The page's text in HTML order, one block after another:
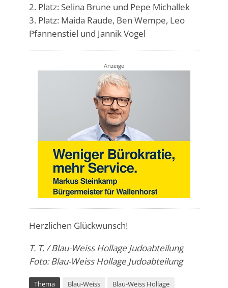
2. Platz: Selina Brune und Pepe Michallek
3. Platz: Maida Raude, Ben Wempe, Leo
Pfannenstiel und Jannik Vogel
Anzeige
Herzlichen Glückwunsch!
T. T. / Blau-Weiss Hollage Judoabteilung
Foto: Blau-Weiss Hollage Judoabteilung
Thema Blau-Weiss
Blau-Weiss Hollage